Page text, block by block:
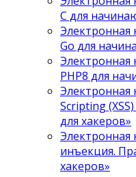
C для
Электронная
Go для
Электронная
PHP8 для
Электронная
Scripting
для хакеров»
Электронная
инъекция.
хакеров»